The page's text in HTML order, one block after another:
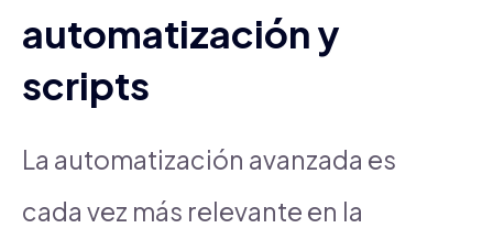
automatización y
scripts
La automatización avanzada es
cada vez más relevante en la